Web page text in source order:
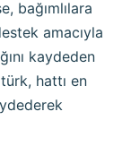
bağımlılara
amacıyla
kaydeden
hattı en